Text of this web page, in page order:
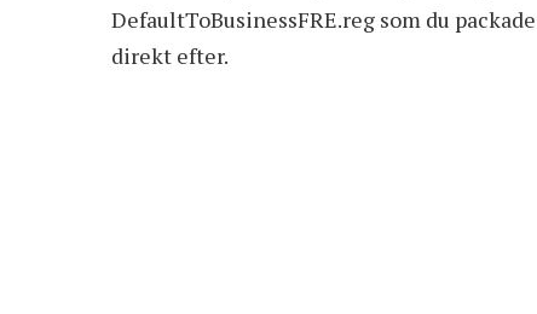
DefaultToBusinessFRE.reg som du
direkt efter.